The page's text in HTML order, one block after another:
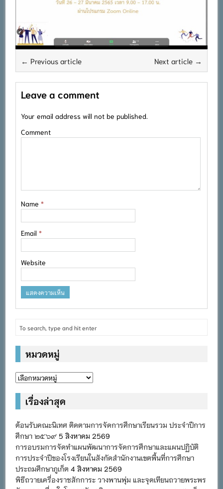
← Previous article Next article →
Leave a comment
Your email address will not be published.
Comment
Name*
Email*
Website
หมวดหมู่
หมวด
เรื่องล่าสุด
ต้อนรับคณะนิเทศ ติดตามการจัดการศึกษาเรียนรวม ประจำปีการ
ศึกษา ๒๕๖๙ 5 สิงหาคม 2569
การอบรมการจัดทำแผนพัฒนาการจัดการศึกษาและแผนปฏิบัติ
การประจำปีของโรงเรียนในสังกัดสำนักงานเขตพื้นที่การศึกษา
ประถมศึกษาภูเก็ต 4 สิงหาคม 2569
พิธีถวายเครื่องราชสักการะ วางพานพุ่ม และจุดเทียนถวายพระพร